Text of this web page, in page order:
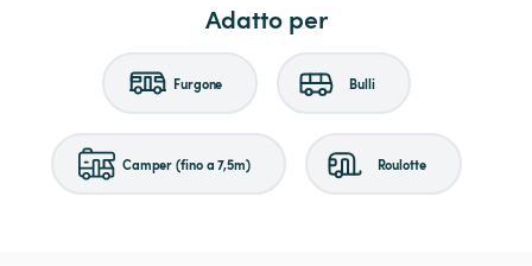
Adatto per
Furgone Bulli
Camper (fino a 7,5m) Roulotte